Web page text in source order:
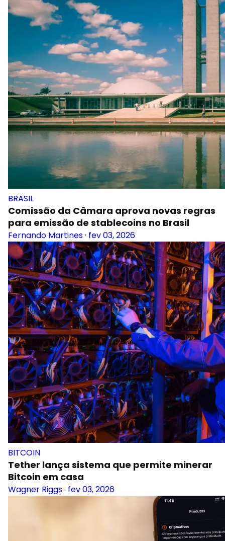
BRASIL
Comissão da Câmara aprova novas regras
para emissão de stablecoins no Brasil
Fernando Martines· fev 03, 2026
BITCOIN
Tether lança sistema que permite minerar
Bitcoin em casa
Wagner Riggs· fev 03, 2026